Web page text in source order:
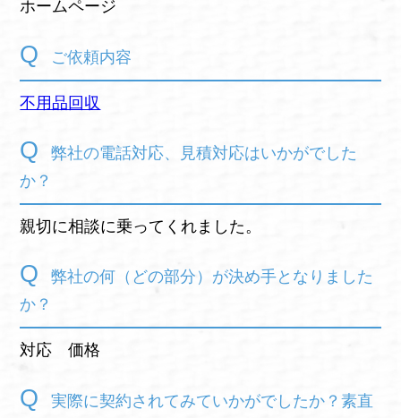
ホームページ
ご依頼内容
不用品回収
弊社の電話対応、見積対応はいかがでした
か？
親切に相談に乗ってくれました。
弊社の何（どの部分）が決め手となりました
か？
対応 価格
実際に契約されてみていかがでしたか？素直